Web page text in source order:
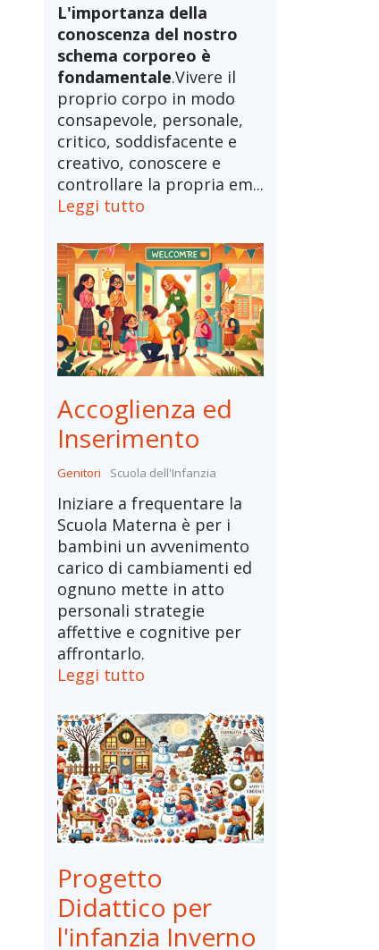
L'importanza della
conoscenza del nostro
schema corporeo è
fondamentale.Vivere il
proprio corpo in modo
consapevole, personale,
critico, soddisfacente e
creativo, conoscere e
controllare la propria em...
Leggi tutto
Accoglienza ed
Inserimento
Genitori Scuola dell'Infanzia
Iniziare a frequentare la
Scuola Materna è per i
bambini un avvenimento
carico di cambiamenti ed
ognuno mette in atto
personali strategie
affettive e cognitive per
affrontarlo.
Leggi tutto
Progetto
Didattico per
l'infanzia Inverno